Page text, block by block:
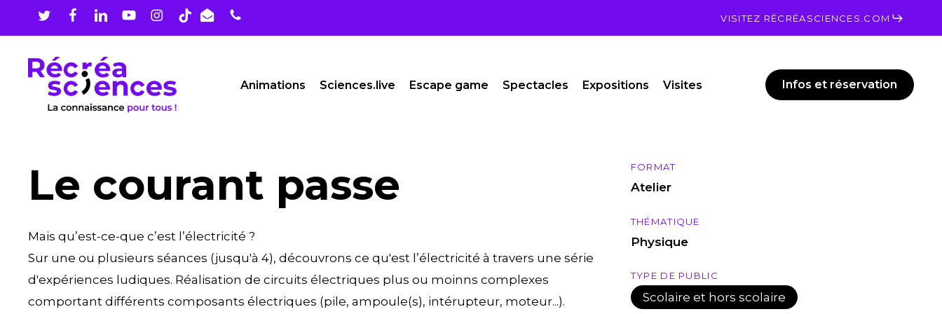
content
VISITEZ RÉCRÉASCIENCES.COM
Animations Sciences.live Escape game Spectacles Expositions Visites Infos et réservation
Le courant passe
Mais qu’est-ce-que c’est l’électricité ?
Sur une ou plusieurs séances (jusqu'à 4), découvrons ce qu'est l’électricité à travers une série
d'expériences ludiques. Réalisation de circuits électriques plus ou moinns complexes
comportant différents composants électriques (pile, ampoule(s), intérupteur, moteur...).
FORMAT
Atelier
THÉMATIQUE
Physique
TYPE DE PUBLIC
Scolaire et hors scolaire